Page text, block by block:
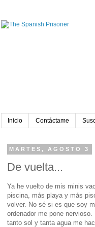
Inicio Contáctame
MARTES, AGOSTO 3
De vuelta...
Ya he vuelto de mis minis
piscina, más playa y más
volver. No sé si es que soy
ordenador me pone
tanto sol y tanta agua me